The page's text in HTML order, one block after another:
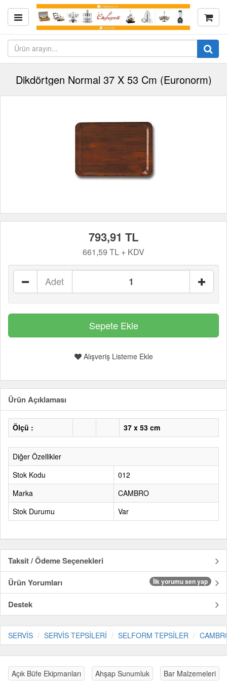
Dikdörtgen Normal 37 X 53 Cm (Euronorm)
793,91 TL
661,59 TL + KDV
Adet
Alışveriş Listeme Ekle
Ürün Açıklaması
Ölçü : 37 x 53 cm
Diğer Özellikler
Stok Kodu
012
Marka
CAMBRO
Stok Durumu
Var
Taksit / Ödeme Seçenekleri
Ürün Yorumları
İlk yorumu sen yap
Destek
SERVİS SERVİS TEPSİLERİ SELFORM TEPSİLER
Açık Büfe Ekipmanları Ahşap Sunumluk Bar Malzemeleri